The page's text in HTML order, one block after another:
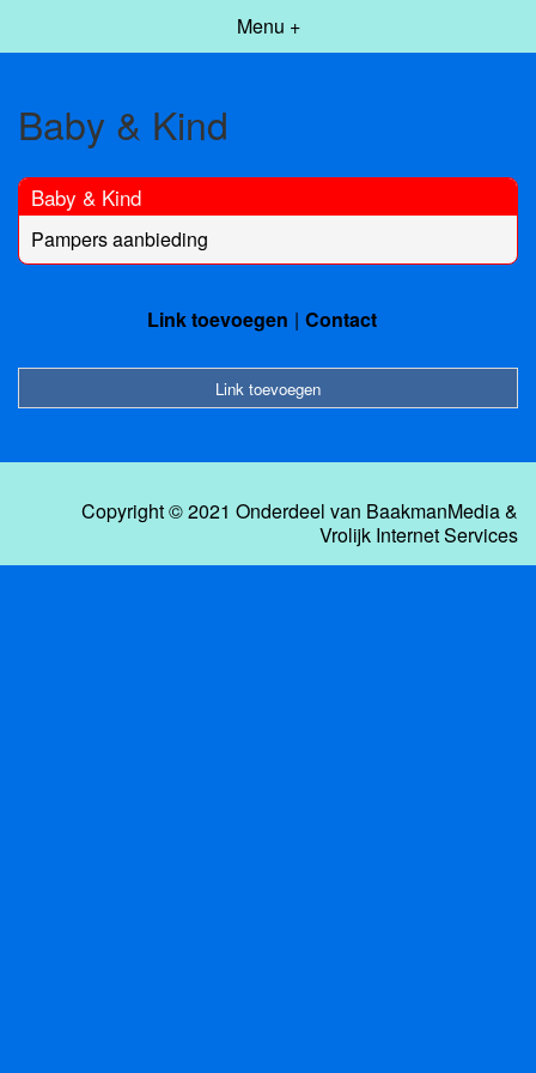
Menu +
Baby & Kind
Baby & Kind
Pampers aanbieding
Link toevoegen Contact
Link toevoegen
Copyright © 2021 Onderdeel van BaakmanMedia&
Vrolijk Internet Services